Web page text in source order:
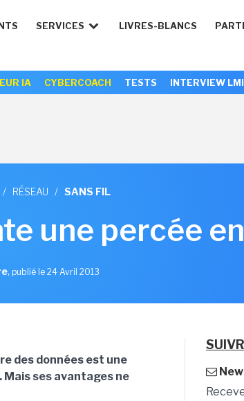
SERVICES LIVRES-BLANCS
IA CYBERCOACH TESTS INTERVIEW LMI
/ RÉSEAU / SANS FIL
une percée
, publié le 24 Avril 2013
des données est une
ses avantages ne